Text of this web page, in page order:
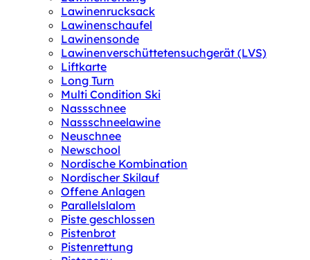
Lawinenrucksack
Lawinenschaufel
Lawinensonde
Lawinenverschüttetensuchgerät (LVS)
Liftkarte
Long Turn
Multi Condition Ski
Nassschnee
Nassschneelawine
Neuschnee
Newschool
Nordische Kombination
Nordischer Skilauf
Offene Anlagen
Parallelslalom
Piste geschlossen
Pistenbrot
Pistenrettung